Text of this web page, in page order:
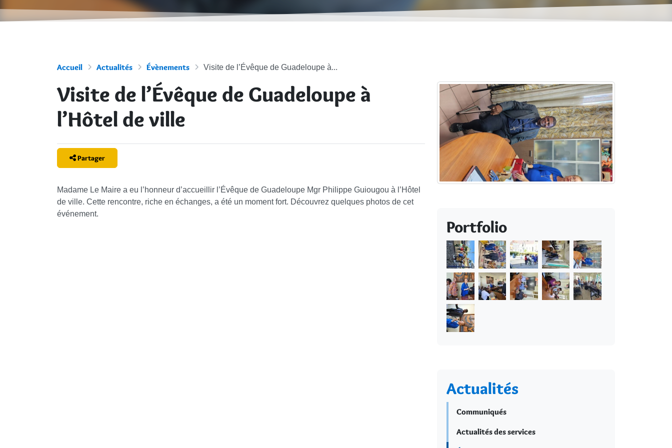
Accueil Actualités Évènements Visite de l’Évêque de Guadeloupe à...
Visite de l’Évêque de Guadeloupe à
l’Hôtel de ville
Partager
Madame Le Maire a eu l’honneur d’accueillir l’Évêque de Guadeloupe Mgr Philippe Guiougou à l’Hôtel
de ville. Cette rencontre, riche en échanges, a été un moment fort. Découvrez quelques photos de cet
événement.
Portfolio
Actualités
Communiqués
Actualités des services